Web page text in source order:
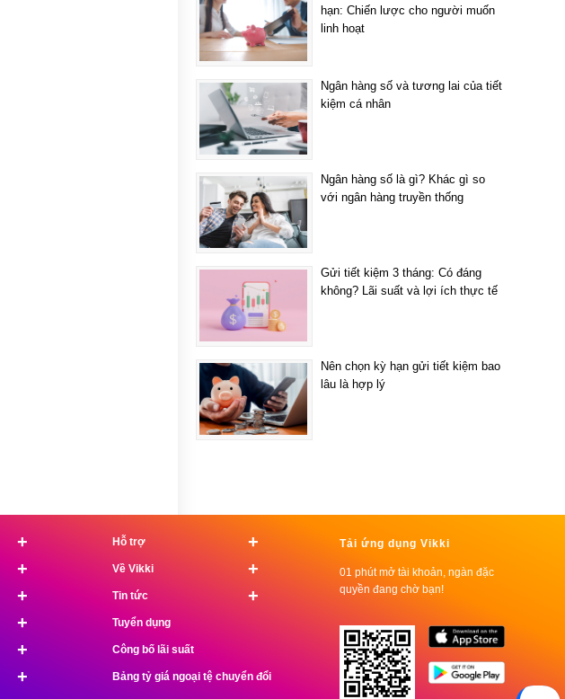
hạn: Chiến lược cho người muốn
linh hoạt
Ngân hàng số và tương lai của tiết
kiệm cá nhân
Ngân hàng số là gì? Khác gì so
với ngân hàng truyền thống
Gửi tiết kiệm 3 tháng: Có đáng
không? Lãi suất và lợi ích thực tế
Nên chọn kỳ hạn gửi tiết kiệm bao
lâu là hợp lý
+
+
+
+
+
+
+
Hỗ trợ
+
Về Vikki
+
Tin tức
Tuyển dụng
Công bố lãi suất
Bảng tỷ giá ngoại tệ chuyển đổi
Tải ứng dụng Vikki
01 phút mở tài khoản, ngàn đặc
quyền đang chờ bạn!